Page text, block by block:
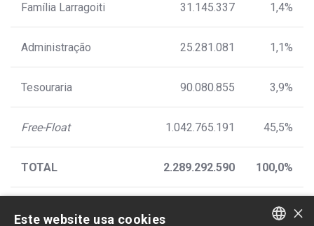
Família Larragoiti 31.145.337 1,4%
Administração 25.281.081 1,1%
Tesouraria 90.080.855 3,9%
Free-Float 1.042.765.191 45,5%
TOTAL 2.289.292.590 100,0%
×
Este website usa cookies